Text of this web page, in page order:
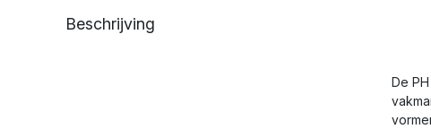
Beschrijving
De